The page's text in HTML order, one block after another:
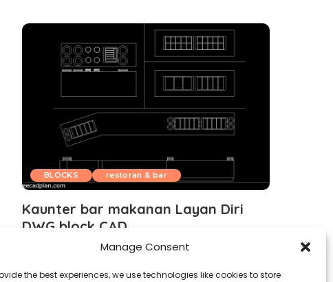
Manage Consent
the best experiences, we use technologies like cookies to store
BLOCKS restoran & bar
Kaunter bar makanan Layan Diri
DWG block CAD
Februari 1, 2023